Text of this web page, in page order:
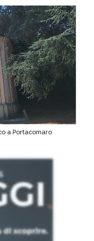
a Portacomaro